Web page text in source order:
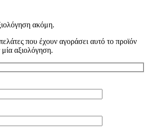
ακόμη.
που έχουν αγοράσει αυτό το προϊόν
αξιολόγηση.